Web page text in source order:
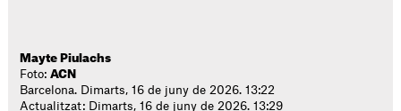
Mayte Piulachs
Foto:ACN
Barcelona. Dimarts, 16 de juny de 2026. 13:22
Actualitzat: Dimarts, 16 de juny de 2026. 13:29